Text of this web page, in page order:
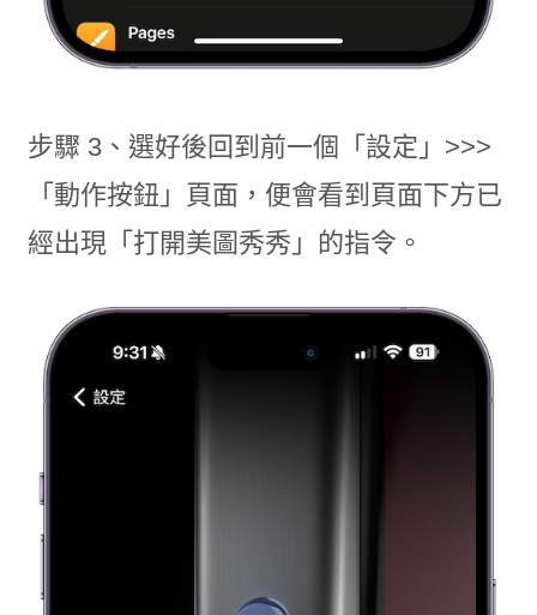
步驟 3、選好後回到前一個「設定」>>>
「動作按鈕」頁面，便會看到頁面下方已
經出現「打開美圖秀秀」的指令。